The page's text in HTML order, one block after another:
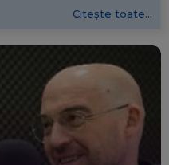
Citește toate...